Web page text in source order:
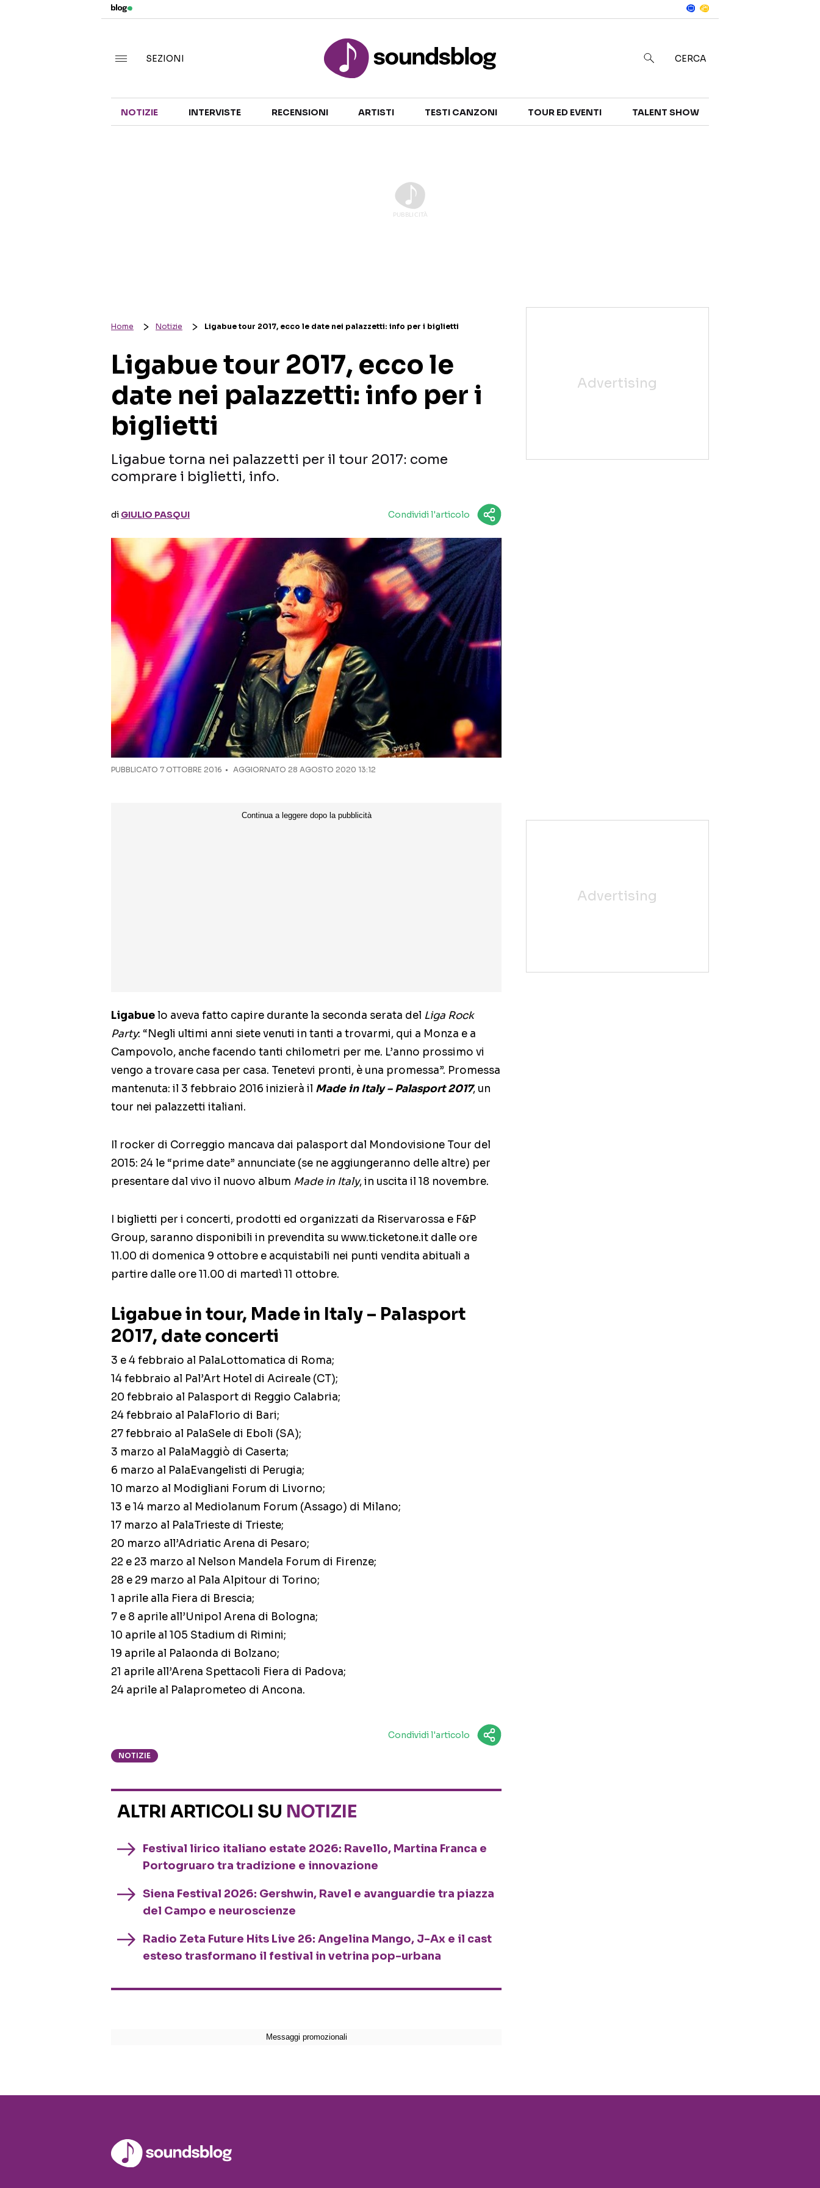
TALENT SHOW
SEZIONI CERCA
NOTIZIE INTERVISTE RECENSIONI ARTISTI TESTI CANZONI TOUR ED EVENTI TALENT SHOW
Home Notizie Ligabue tour 2017, ecco le date nei palazzetti: info per i biglietti
Ligabue tour 2017, ecco le
date nei palazzetti: info per i
biglietti
Ligabue torna nei palazzetti per il tour 2017: come
comprare i biglietti, info.
di GIULIO PASQUI Condividi l'articolo
PUBBLICATO 7 OTTOBRE 2016 AGGIORNATO 28 AGOSTO 2020 13:12
Ligabuelo aveva fatto capire durante la seconda serata del Liga Rock
Party: “Negli ultimi anni siete venuti in tanti a trovarmi, qui a Monza e a
Campovolo, anche facendo tanti chilometri per me. L’anno prossimo vi
vengo a trovare casa per casa. Tenetevi pronti, è una promessa”. Promessa
mantenuta: il 3 febbraio 2016 inizierà il Made in Italy – Palasport 2017, un
tour nei palazzetti italiani.
Il rocker di Correggio mancava dai palasport dal Mondovisione Tour del
2015: 24 le “prime date” annunciate (se ne aggiungeranno delle altre) per
presentare dal vivo il nuovo album Made in Italy, in uscita il 18 novembre.
I biglietti per i concerti, prodotti ed organizzati da Riservarossa e F&P
Group, saranno disponibili in prevendita su www.ticketone.it dalle ore
11.00 di domenica 9 ottobre e acquistabili nei punti vendita abituali a
partire dalle ore 11.00 di martedì 11 ottobre.
Ligabue in tour, Made in Italy – Palasport
2017, date concerti
3 e 4 febbraio al PalaLottomatica di Roma;
14 febbraio al Pal’Art Hotel di Acireale (CT);
20 febbraio al Palasport di Reggio Calabria;
24 febbraio al PalaFlorio di Bari;
27 febbraio al PalaSele di Eboli (SA);
3 marzo al PalaMaggiò di Caserta;
6 marzo al PalaEvangelisti di Perugia;
10 marzo al Modigliani Forum di Livorno;
13 e 14 marzo al Mediolanum Forum (Assago) di Milano;
17 marzo al PalaTrieste di Trieste;
20 marzo all’Adriatic Arena di Pesaro;
22 e 23 marzo al Nelson Mandela Forum di Firenze;
28 e 29 marzo al Pala Alpitour di Torino;
1 aprile alla Fiera di Brescia;
7 e 8 aprile all’Unipol Arena di Bologna;
10 aprile al 105 Stadium di Rimini;
19 aprile al Palaonda di Bolzano;
21 aprile all’Arena Spettacoli Fiera di Padova;
24 aprile al Palaprometeo di Ancona.
Condividi l'articolo
NOTIZIE
ALTRI ARTICOLI SU NOTIZIE
Festival lirico italiano estate 2026: Ravello, Martina Franca e
Portogruaro tra tradizione e innovazione
Siena Festival 2026: Gershwin, Ravel e avanguardie tra piazza
del Campo e neuroscienze
Radio Zeta Future Hits Live 26: Angelina Mango, J-Ax e il cast
esteso trasformano il festival in vetrina pop-urbana